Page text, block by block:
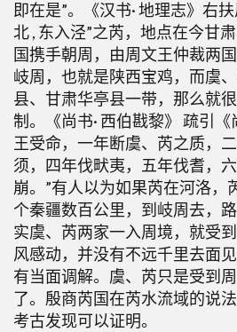
即在是”。《汉书· 地理志》右
北 , 东入泾”之芮，地点在今甘
国携手朝周，由周文王仲裁两
岐周，也就是陕西宝鸡，而虞
县、甘肃华亭县一带，那么就
制。《尚书· 西伯戡黎》 疏引《
王受命，一年断虞、芮之质，
须，四年伐畎夷，五年伐耆，
崩。”有人以为如果芮在河洛，
个秦疆数百公里，到岐周去，
实虞、芮两家一入周境，就受
风感动，并没有不远千里去面
有当面调解。虞、芮只是受到
了。殷商芮国在芮水流域的说
考古发现可以证明。